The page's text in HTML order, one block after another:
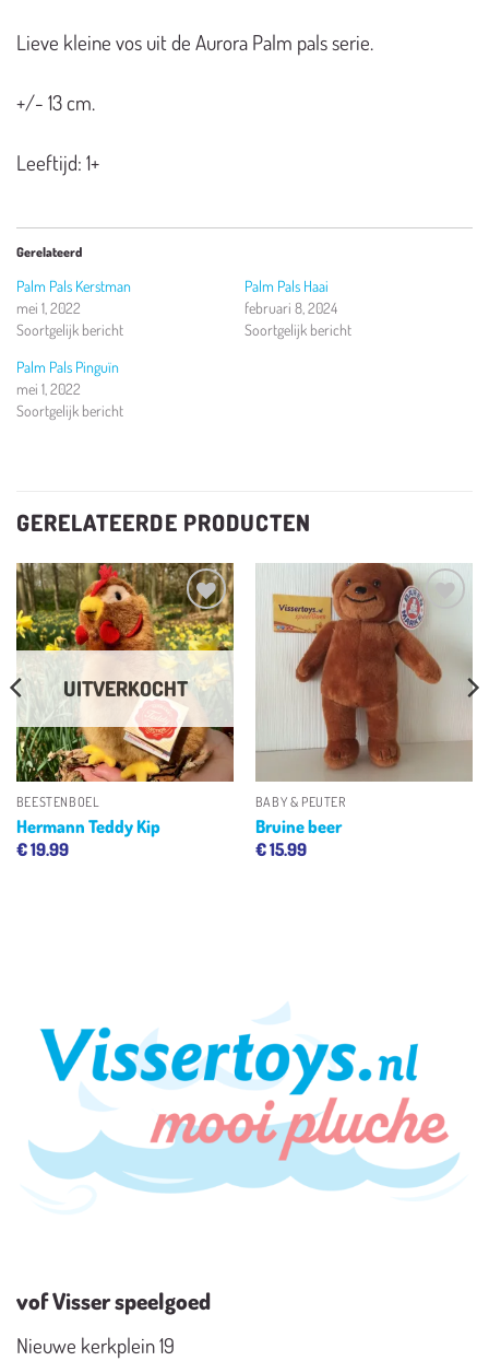
Lieve kleine vos uit de Aurora Palm pals serie.
+/- 13 cm.
Leeftijd: 1+
Gerelateerd
Palm Pals Kerstman
mei 1, 2022
Soortgelijk bericht
Palm Pals Haai
februari 8, 2024
Soortgelijk bericht
Palm Pals Pinguïn
mei 1, 2022
Soortgelijk bericht
GERELATEERDE PRODUCTEN
Toevoegen
aan
verlanglijst
UITVERKOCHT
BEESTENBOEL
Hermann Teddy Kip
€19.99
Toevoegen
aan
verlanglijst
BABY & PEUTER
Bruine beer
€15.99
vof Visser speelgoed
Nieuwe kerkplein 19